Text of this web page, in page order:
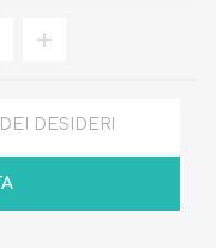
DESIDERI